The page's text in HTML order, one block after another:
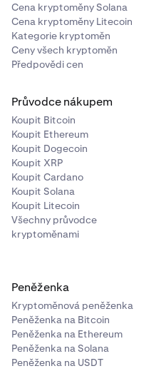
Cena kryptoměny Solana
Cena kryptoměny Litecoin
Kategorie kryptoměn
Ceny všech kryptoměn
Předpovědi cen
Průvodce nákupem
Koupit Bitcoin
Koupit Ethereum
Koupit Dogecoin
Koupit XRP
Koupit Cardano
Koupit Solana
Koupit Litecoin
Všechny průvodce
kryptoměnami
Peněženka
Kryptoměnová peněženka
Peněženka na Bitcoin
Peněženka na Ethereum
Peněženka na Solana
Peněženka na USDT